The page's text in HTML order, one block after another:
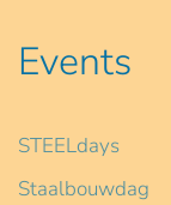
Events
STEELdays
Staalbouwdag